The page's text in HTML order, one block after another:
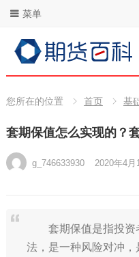
菜单
您所在的位置 首页 基
套期保值怎么实现的？
g_746633930 2020年4月
套期保值是指投资
法，是一种风险对冲